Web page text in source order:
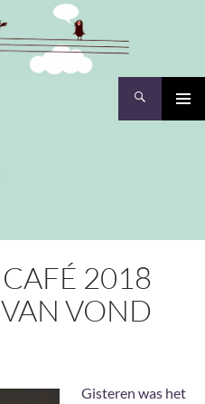
2018
VOND
Gisteren was het